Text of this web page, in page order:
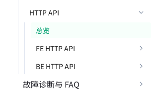
HTTP API
总览
FE HTTP API
BE HTTP API
故障诊断与 FAQ